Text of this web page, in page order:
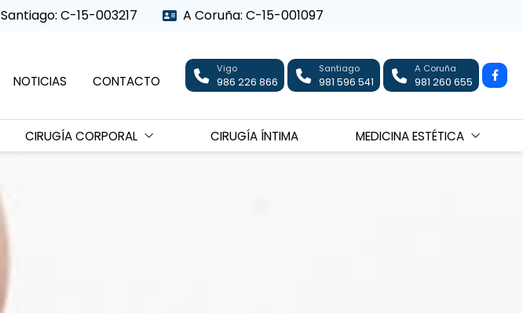
Santiago: C-15-003217 A Coruña: C-15-001097
NOTICIAS CONTACTO
Vigo
986 226 866
Santiago
981 596 541
A Coruña
981 260 655
CIRUGÍA CORPORAL CIRUGÍA ÍNTIMA MEDICINA ESTÉTICA